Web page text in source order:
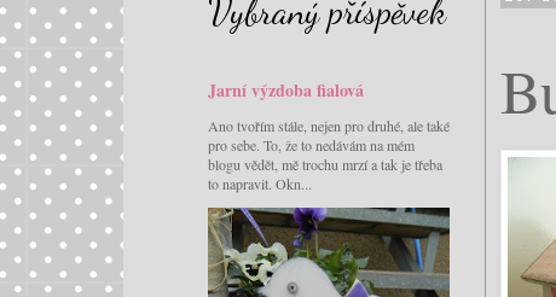
Vybraný příspěvek
Jarní výzdoba fialová
Ano tvořím stále, nejen pro druhé, ale také
pro sebe. To, že to nedávám na mém
blogu vědět, mě trochu mrzí a tak je třeba
to napravit. Okn...